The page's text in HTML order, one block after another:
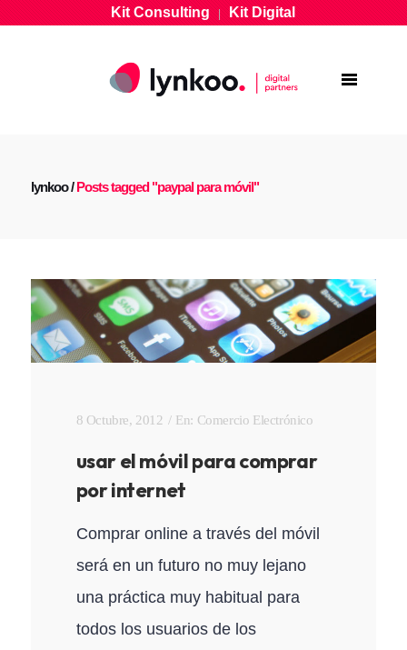
Kit Consulting|Kit Digital
lynkoo/Posts tagged "paypal para móvil"
8 Octubre, 2012 En: Comercio Electrónico
usar el móvil para comprar
por internet
Comprar online a través del móvil
será en un futuro no muy lejano
una práctica muy habitual para
todos los usuarios de los